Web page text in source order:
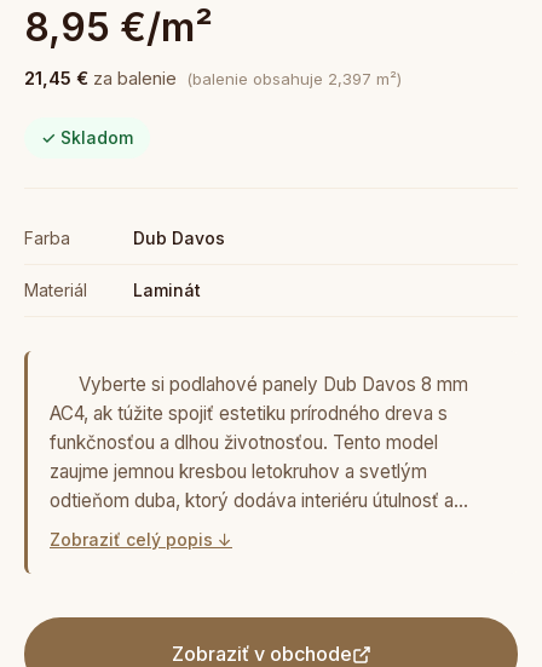
8,95 €/m²
21,45 € za balenie (balenie obsahuje 2,397 m²)
✓ Skladom
Farba Dub Davos
Materiál Laminát
Vyberte si podlahové panely Dub Davos 8 mm
AC4, ak túžite spojiť estetiku prírodného dreva s
funkčnosťou a dlhou životnosťou. Tento model
zaujme jemnou kresbou letokruhov a svetlým
odtieňom duba, ktorý dodáva interiéru útulnosť a…
Zobraziť celý popis ↓
Zobraziť v obchode